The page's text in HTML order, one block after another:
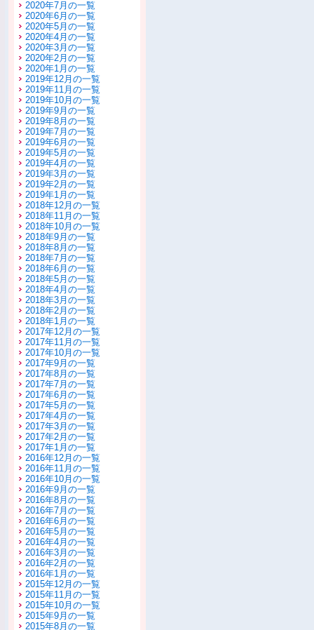
2020年7月の一覧
2020年6月の一覧
2020年5月の一覧
2020年4月の一覧
2020年3月の一覧
2020年2月の一覧
2020年1月の一覧
2019年12月の一覧
2019年11月の一覧
2019年10月の一覧
2019年9月の一覧
2019年8月の一覧
2019年7月の一覧
2019年6月の一覧
2019年5月の一覧
2019年4月の一覧
2019年3月の一覧
2019年2月の一覧
2019年1月の一覧
2018年12月の一覧
2018年11月の一覧
2018年10月の一覧
2018年9月の一覧
2018年8月の一覧
2018年7月の一覧
2018年6月の一覧
2018年5月の一覧
2018年4月の一覧
2018年3月の一覧
2018年2月の一覧
2018年1月の一覧
2017年12月の一覧
2017年11月の一覧
2017年10月の一覧
2017年9月の一覧
2017年8月の一覧
2017年7月の一覧
2017年6月の一覧
2017年5月の一覧
2017年4月の一覧
2017年3月の一覧
2017年2月の一覧
2017年1月の一覧
2016年12月の一覧
2016年11月の一覧
2016年10月の一覧
2016年9月の一覧
2016年8月の一覧
2016年7月の一覧
2016年6月の一覧
2016年5月の一覧
2016年4月の一覧
2016年3月の一覧
2016年2月の一覧
2016年1月の一覧
2015年12月の一覧
2015年11月の一覧
2015年10月の一覧
2015年9月の一覧
2015年8月の一覧